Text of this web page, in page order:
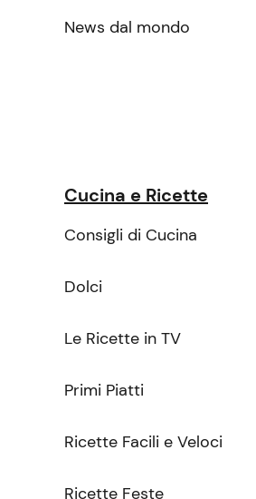
News dal mondo
Cucina e Ricette
Consigli di Cucina
Dolci
Le Ricette in TV
Primi Piatti
Ricette Facili e Veloci
Ricette Feste